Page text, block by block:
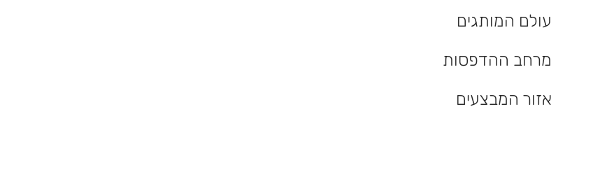
עולם המותגים
מרחב ההדפסות
אזור המבצעים